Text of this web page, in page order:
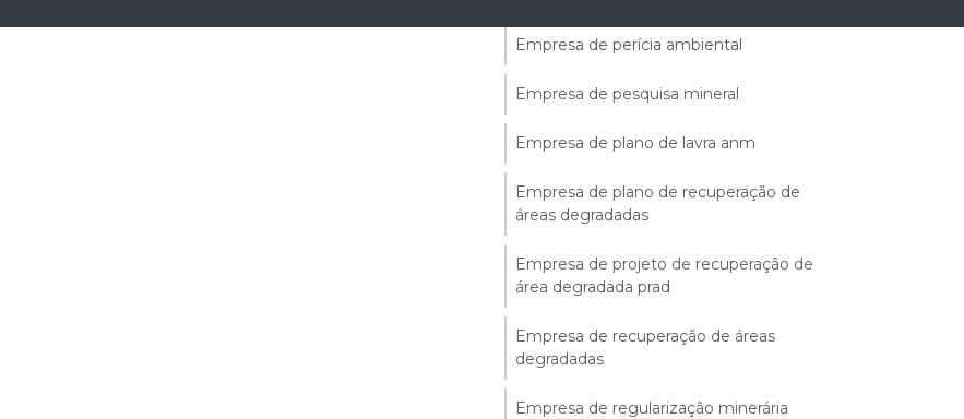
Empresa de perícia ambiental
Empresa de pesquisa mineral
Empresa de plano de lavra anm
Empresa de plano de recuperação de
áreas degradadas
Empresa de projeto de recuperação de
área degradada prad
Empresa de recuperação de áreas
degradadas
Empresa de regularização minerária